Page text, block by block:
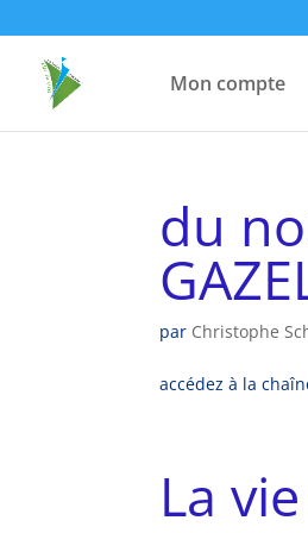
Mon compte
du
par Christophe
accédez à la
La